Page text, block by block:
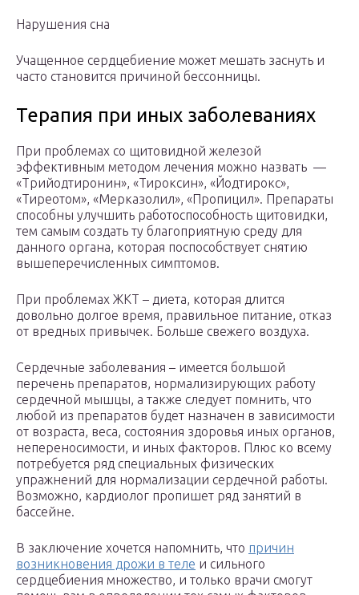
Нарушения сна
Учащенное сердцебиение может мешать заснуть и
часто становится причиной бессонницы.
Терапия при иных заболеваниях
При проблемах со щитовидной железой
эффективным методом лечения можно назвать —
«Трийодтиронин», «Тироксин», «Йодтирокс»,
«Тиреотом», «Мерказолил», «Пропицил». Препараты
способны улучшить работоспособность щитовидки,
тем самым создать ту благоприятную среду для
данного органа, которая поспособствует снятию
вышеперечисленных симптомов.
При проблемах ЖКТ – диета, которая длится
довольно долгое время, правильное питание, отказ
от вредных привычек. Больше свежего воздуха.
Сердечные заболевания – имеется большой
перечень препаратов, нормализирующих работу
сердечной мышцы, а также следует помнить, что
любой из препаратов будет назначен в зависимости
от возраста, веса, состояния здоровья иных органов,
непереносимости, и иных факторов. Плюс ко всему
потребуется ряд специальных физических
упражнений для нормализации сердечной работы.
Возможно, кардиолог пропишет ряд занятий в
бассейне.
В заключение хочется напомнить, что причин
возникновения дрожи в теле и сильного
сердцебиения множество, и только врачи смогут